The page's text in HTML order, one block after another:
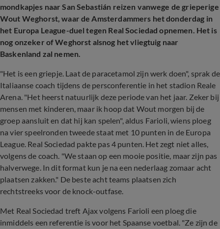
mondkapjes naar San Sebastián reizen vanwege de grieperige
Wout Weghorst, waar de Amsterdammers het donderdag in
het Europa League-duel tegen Real Sociedad opnemen. Het is
nog onzeker of Weghorst alsnog het vliegtuig naar
Baskenland zal nemen.
"Het is een griepje. Laat de paracetamol zijn werk doen", sprak de
Italiaanse coach tijdens de persconferentie in het stadion Reale
Arena. "Het heerst natuurlijk deze periode van het jaar. Zeker bij
mensen met kinderen, maar ik hoop dat Wout morgen bij de
groep aansluit en dat hij kan spelen", aldus Farioli, wiens ploeg
na vier speelronden tweede staat met 10 punten in de Europa
League. Real Sociedad pakte pas 4 punten. Het zegt niet alles,
volgens de coach. "We staan op een mooie positie, maar zijn pas
halverwege. In dit format kun je na een nederlaag zomaar acht
plaatsen zakken." De beste acht teams plaatsen zich
rechtstreeks voor de knock-outfase.
Met Real Sociedad treft Ajax volgens Farioli een ploeg die
inmiddels een referentie is voor het Spaanse voetbal. "Ze zijn de